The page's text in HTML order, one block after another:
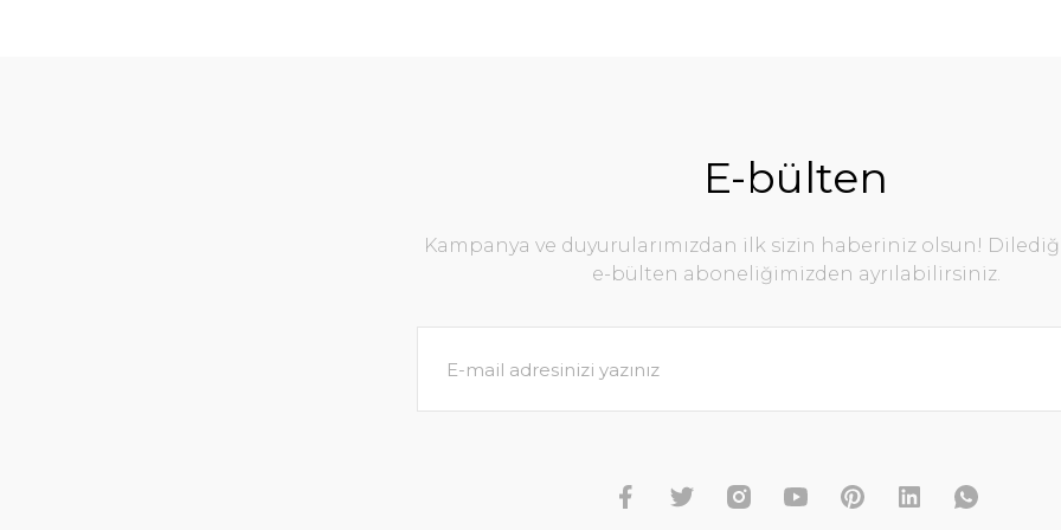
E-bülten
Kampanya ve duyurularımızdan ilk sizin haberiniz olsun!
e-bülten aboneliğimizden ayrılabilirsiniz.